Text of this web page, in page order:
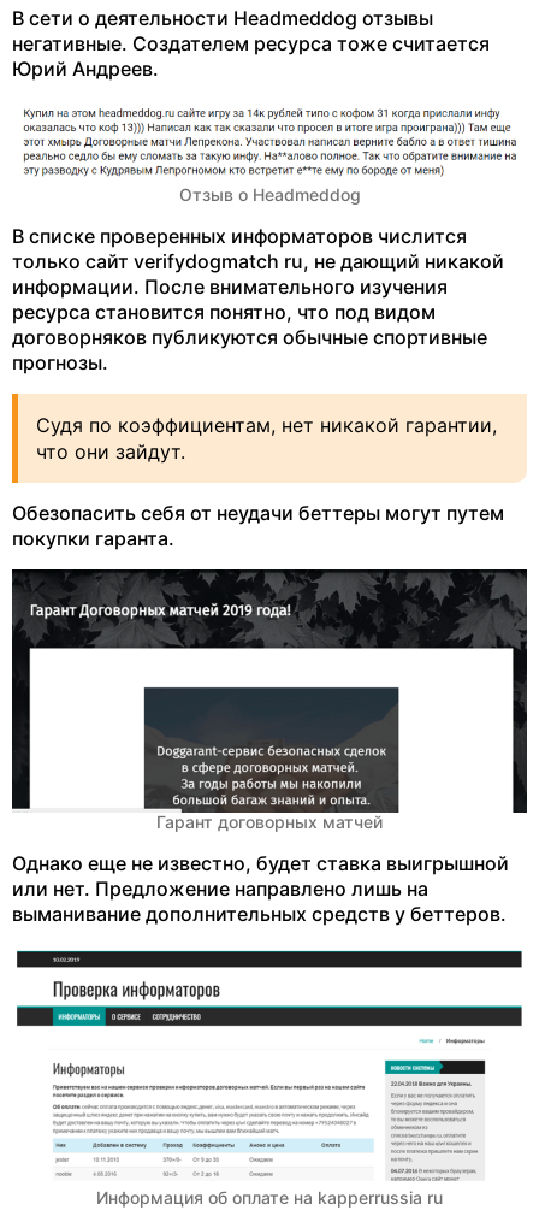
В сети о деятельности Headmeddog отзывы
негативные. Создателем ресурса тоже считается
Юрий Андреев.
Отзыв о Headmeddog
В списке проверенных информаторов числится
только сайт verifydogmatch ru, не дающий никакой
информации. После внимательного изучения
ресурса становится понятно, что под видом
договорняков публикуются обычные спортивные
прогнозы.
Судя по коэффициентам, нет никакой гарантии,
что они зайдут.
Обезопасить себя от неудачи беттеры могут путем
покупки гаранта.
Гарант договорных матчей
Однако еще не известно, будет ставка выигрышной
или нет. Предложение направлено лишь на
выманивание дополнительных средств у беттеров.
Информация об оплате на kapperrussia ru